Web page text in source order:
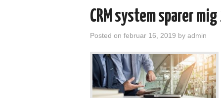
CRM system sparer
Posted on februar 16, 2019 by admin